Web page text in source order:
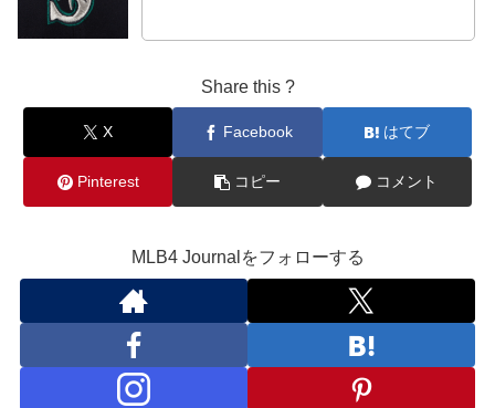
Share this ?
X Facebook はてブ
Pinterest コピー コメント
MLB4 Journalをフォローする